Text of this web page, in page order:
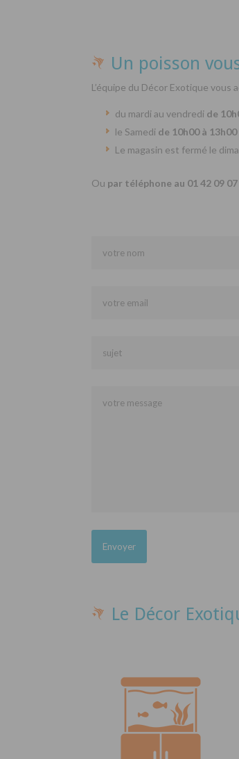
Un poisson
L’équipe du Décor Exotique vous
du mardi au vendredi de
le Samedi de 10h00 à
Le magasin est fermé le
Ou par téléphone au 01 42 09
Le Décor